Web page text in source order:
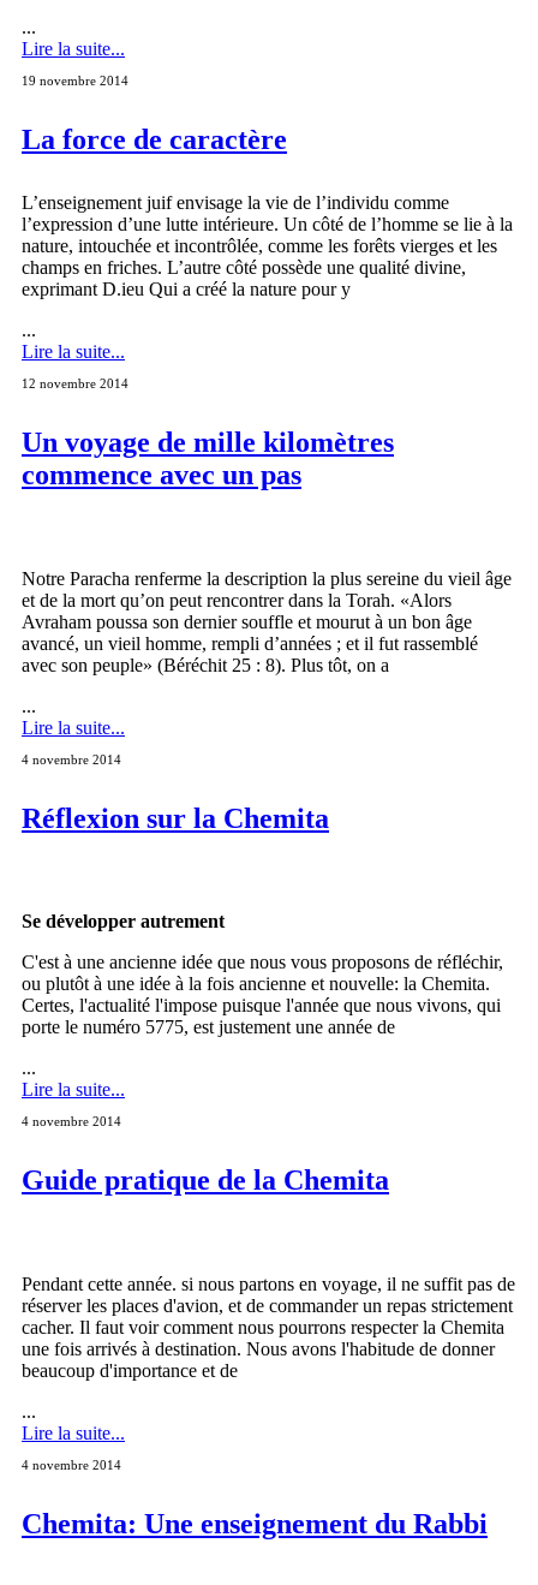
...
Lire la suite...
19 novembre 2014
La force de caractère
L’enseignement juif envisage la vie de l’individu comme
l’expression d’une lutte intérieure. Un côté de l’homme se lie à la
nature, intouchée et incontrôlée, comme les forêts vierges et les
champs en friches. L’autre côté possède une qualité divine,
exprimant D.ieu Qui a créé la nature pour y
...
Lire la suite...
12 novembre 2014
Un voyage de mille kilomètres
commence avec un pas
Notre Paracha renferme la description la plus sereine du vieil âge
et de la mort qu’on peut rencontrer dans la Torah. «Alors
Avraham poussa son dernier souffle et mourut à un bon âge
avancé, un vieil homme, rempli d’années ; et il fut rassemblé
avec son peuple» (Béréchit 25 : 8). Plus tôt, on a
...
Lire la suite...
4 novembre 2014
Réflexion sur la Chemita
Se développer autrement
C'est à une ancienne idée que nous vous proposons de réfléchir,
ou plutôt à une idée à la fois ancienne et nouvelle: la Chemita.
Certes, l'actualité l'impose puisque l'année que nous vivons, qui
porte le numéro 5775, est justement une année de
...
Lire la suite...
4 novembre 2014
Guide pratique de la Chemita
Pendant cette année. si nous partons en voyage, il ne suffit pas de
réserver les places d'avion, et de commander un repas strictement
cacher. Il faut voir comment nous pourrons respecter la Chemita
une fois arrivés à destination. Nous avons l'habitude de donner
beaucoup d'importance et de
...
Lire la suite...
4 novembre 2014
Chemita: Une enseignement du Rabbi